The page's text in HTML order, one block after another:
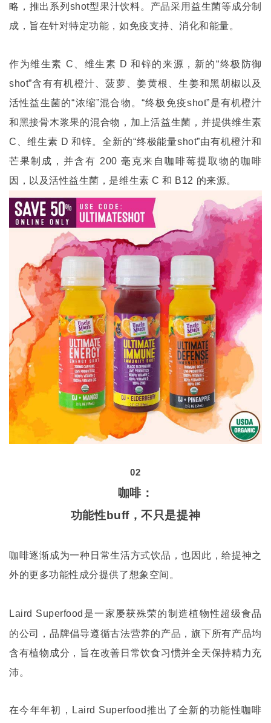
略，推出系列 shot型果汁饮料。产品采用益生菌等成分制
成，旨在针对特定功能，如免疫支持、消化和能量。
作为维生素 C 、维生素 D和锌的来源，新的“终极防御
shot”含有有机橙汁、菠萝、姜黄根、生姜和黑胡椒以及
活性益生菌的“浓缩”混合物。“终极免疫shot”是有机橙汁
和黑接骨木浆果的混合物，加上活益生菌，并提供维生素
C 、维生素 D和锌。全新的“终极能量shot”由有机橙汁和
芒果制成，并含有 200毫克来自咖啡莓提取物的咖啡
因，以及活性益生菌，是维生素 C和 B12 的来源。
02
咖啡：
功能性buff，不只是提神
咖啡逐渐成为一种日常生活方式饮品，也因此，给提神之
外的更多功能性成分提供了想象空间。
Laird Superfood 是一家屡获殊荣的制造植物性超级食品
的公司，品牌倡导遵循古法营养的产品，旗下所有产品均
含有植物成分，旨在改善日常饮食习惯并全天保持精力充
沛。
在今年年初， Laird Superfood推出了全新的功能性咖啡